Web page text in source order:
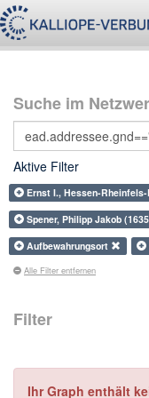
Suche im
Aktive Filter
Ernst I., Hessen-
Spener, Philipp Jakob
Aufbewahrungsort
Alle Filter entfernen
Filter
Ihr Graph enthält